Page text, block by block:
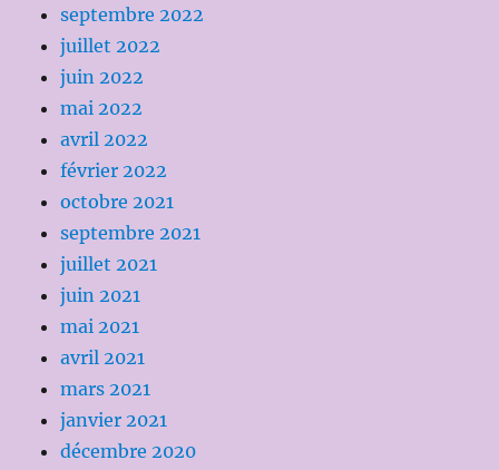
septembre 2022
juillet 2022
juin 2022
mai 2022
avril 2022
février 2022
octobre 2021
septembre 2021
juillet 2021
juin 2021
mai 2021
avril 2021
mars 2021
janvier 2021
décembre 2020